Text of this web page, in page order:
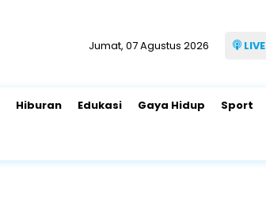
Jumat, 07 Agustus 2026 LIVE
Hiburan Edukasi Gaya Hidup Sport